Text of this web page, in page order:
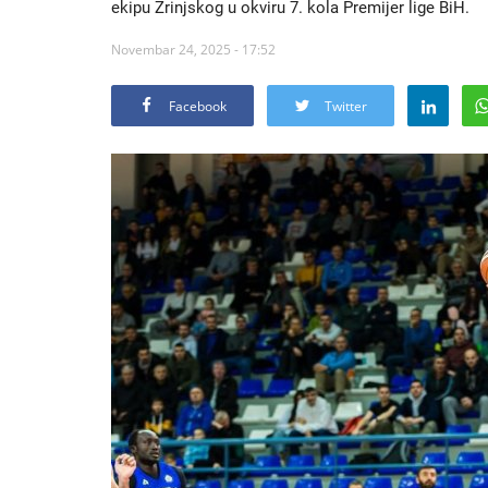
ekipu Zrinjskog u okviru 7. kola Premijer lige BiH.
Novembar 24, 2025 - 17:52
Facebook Twitter